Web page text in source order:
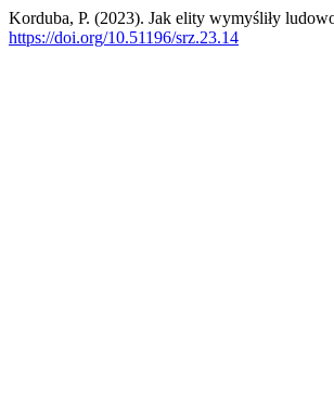
Korduba, P. (2023). Jak elity wymyśliły
https://doi.org/10.51196/srz.23.14